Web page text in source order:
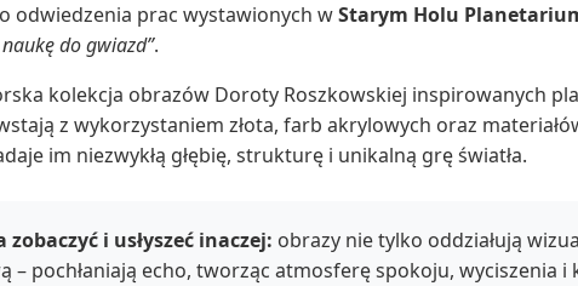
odwiedzenia prac wystawionych wStarym Holu
do gwiazd”.
kolekcja obrazów Doroty Roszkowskiej inspirowanych
z wykorzystaniem złota, farb akrylowych oraz
im niezwykłą głębię, strukturę i unikalną grę światła.
i usłyszeć inaczej: obrazy nie tylko oddziałują
– pochłaniają echo, tworząc atmosferę spokoju, wyciszenia i